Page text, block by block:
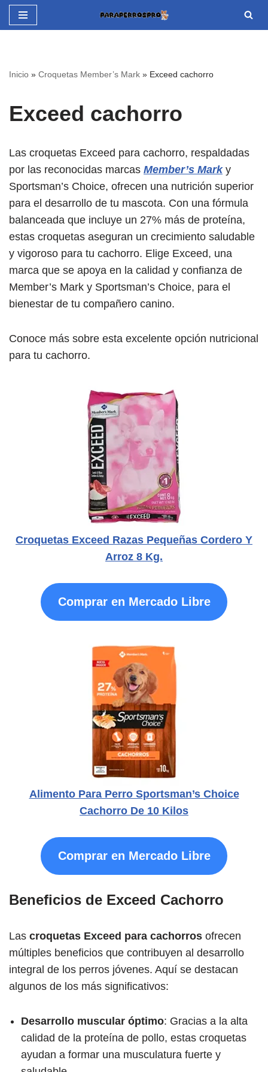
Saltar
Inicio » Croquetas Member’s Mark » Exceed cachorro
Exceed cachorro
Las croquetas Exceed para cachorro, respaldadas
por las reconocidas marcas Member’s Marky
Sportsman’s Choice, ofrecen una nutrición superior
para el desarrollo de tu mascota. Con una fórmula
balanceada que incluye un 27% más de proteína,
estas croquetas aseguran un crecimiento saludable
y vigoroso para tu cachorro. Elige Exceed, una
marca que se apoya en la calidad y confianza de
Member’s Mark y Sportsman’s Choice, para el
bienestar de tu compañero canino.
Conoce más sobre esta excelente opción nutricional
para tu cachorro.
Croquetas Exceed Razas Pequeñas Cordero Y
Arroz 8 Kg.
Comprar en Mercado Libre
Alimento Para Perro Sportsman’s Choice
Cachorro De 10 Kilos
Comprar en Mercado Libre
Beneficios de Exceed Cachorro
Las croquetas Exceed para cachorros ofrecen
múltiples beneficios que contribuyen al desarrollo
integral de los perros jóvenes. Aquí se destacan
algunos de los más significativos:
Desarrollo muscular óptimo: Gracias a la alta
calidad de la proteína de pollo, estas croquetas
ayudan a formar una musculatura fuerte y